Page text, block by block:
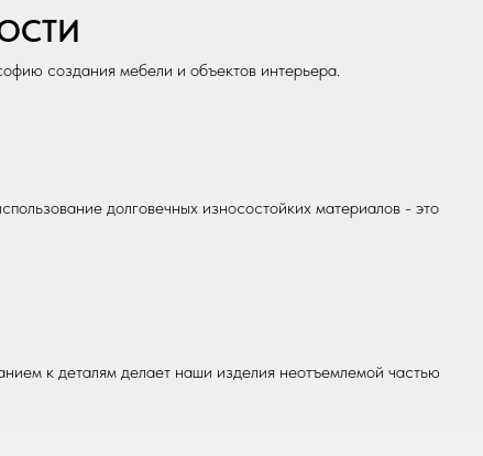
создания мебели и объектов интерьера.
долговечных износостойких материалов - это
к деталям делает наши изделия неотъемлемой частью